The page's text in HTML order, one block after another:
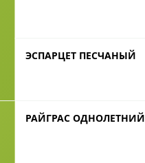
ЭСПАРЦЕТ ПЕСЧАНЫЙ
РАЙГРАС ОДНОЛЕТНИЙ